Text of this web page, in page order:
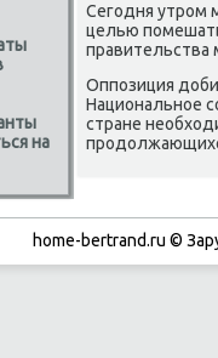
на
Сегодня утром
целью
правительства
Оппозиция
Национальное
стране
home-bertrand.ru ©